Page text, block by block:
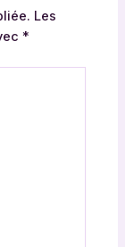
Les
*